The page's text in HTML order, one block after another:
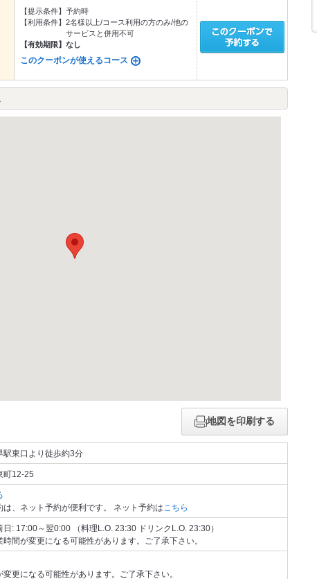
【提示条件】 予約時
【利用条件】 2名様以上/コース利用の方のみ/他の
サービスと併用不可
【有効期限】 なし
このクーポンが使えるコース
地図を印刷する
駅東口より徒歩約3分
町12-25
は、ネット予約が便利です。 ネット予約はこちら
日: 17:00～翌0:00 （料理L.O. 23:30 ドリンクL.O. 23:30）
間が変更になる可能性があります。ご了承下さい。
更になる可能性があります。ご了承下さい。